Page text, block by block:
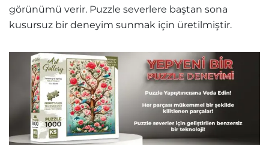
görünümü verir. Puzzle severlere baştan sona
kusursuz bir deneyim sunmak için üretilmiştir.